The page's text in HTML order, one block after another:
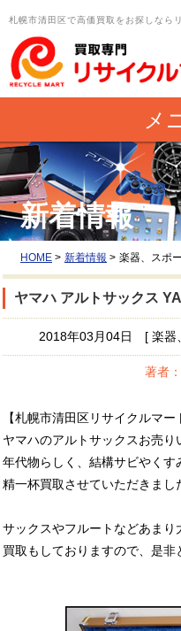
札幌市清田区で高価買取をお探しなら
新着情報
HOME > 新着情報 > 楽器、スポ
ヤマハ アルトサックス
2018年03月04日 [ 楽器
著者
【札幌市清田区リサイクルマ
ヤマハのアルトサックスお売り
年代物らしく、結構サビやくす
精一杯買取させていただきまし
サックスやフルートなどあまり
買取もしておりますので、是非